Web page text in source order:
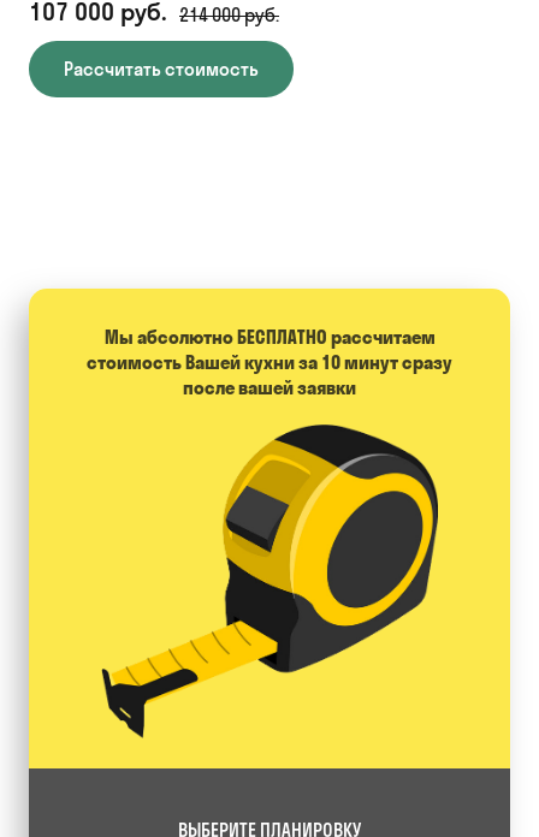
107 000 руб. 214 000 руб.
Рассчитать стоимость
Мы абсолютно БЕСПЛАТНО расcчитаем
стоимость Вашей кухни за 10 минут сразу
после вашей заявки
ВЫБЕРИТЕ ПЛАНИРОВКУ